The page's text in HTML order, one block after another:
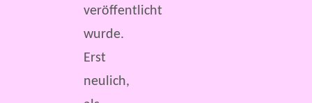
veröffentlicht
wurde.
Erst
neulich,